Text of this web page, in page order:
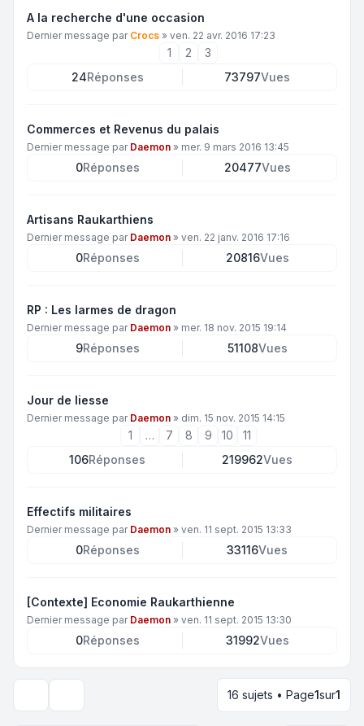
A la recherche d'une occasion
Dernier message par Crocs » ven. 22 avr. 2016 17:23
1 2
3
24Réponses 73797Vues
Commerces et Revenus du palais
Dernier message par Daemon » mer. 9 mars 2016 13:45
0Réponses 20477Vues
Artisans Raukarthiens
Dernier message par Daemon » ven. 22 janv. 2016 17:16
0Réponses 20816Vues
RP : Les larmes de dragon
Dernier message par Daemon » mer. 18 nov. 2015 19:14
9Réponses 51108Vues
Jour de liesse
Dernier message par Daemon » dim. 15 nov. 2015 14:15
1 … 7 8 9 10
11
106Réponses 219962Vues
Effectifs militaires
Dernier message par Daemon » ven. 11 sept. 2015 13:33
0Réponses 33116Vues
[Contexte] Economie Raukarthienne
Dernier message par Daemon » ven. 11 sept. 2015 13:30
0Réponses 31992Vues
16 sujets • Page1sur1